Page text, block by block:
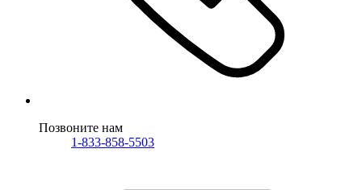
Позвоните нам
1-833-858-5503